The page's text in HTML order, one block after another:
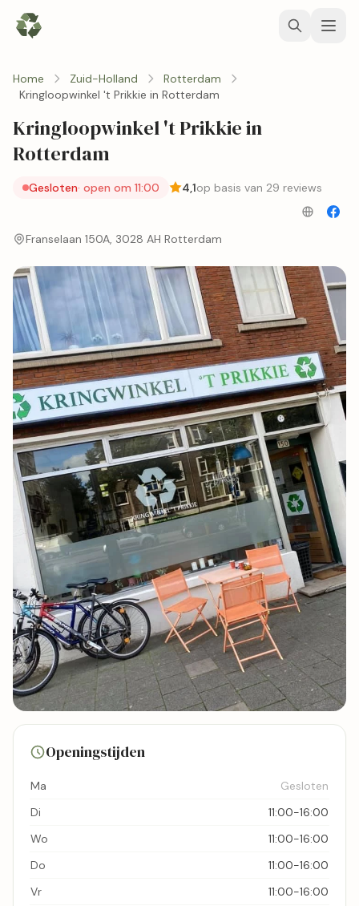
Home Zuid-Holland
Rotterdam
Kringloopwinkel 't Prikkie in Rotterdam
Kringloopwinkel 't Prikkie in
Rotterdam
Gesloten· open om 11:00 4,1op basis van 29 reviews
Franselaan 150A, 3028 AH Rotterdam
Bekijk kaart
Openingstijden
Ma
Gesloten
Di
11:00-16:00
Wo
11:00-16:00
Do
11:00-16:00
Vr
11:00-16:00